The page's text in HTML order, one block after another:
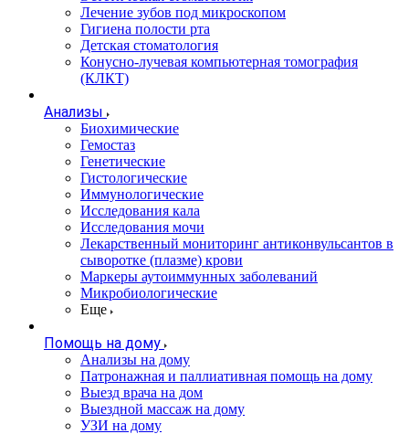
Лечение зубов под микроскопом
Гигиена полости рта
Детская стоматология
Конусно-лучевая компьютерная томография
(КЛКТ)
Анализы
Биохимические
Гемостаз
Генетические
Гистологические
Иммунологические
Исследования кала
Исследования мочи
Лекарственный мониторинг антиконвульсантов в
сыворотке (плазме) крови
Маркеры аутоиммунных заболеваний
Микробиологические
Еще
Помощь на дому
Анализы на дому
Патронажная и паллиативная помощь на дому
Выезд врача на дом
Выездной массаж на дому
УЗИ на дому